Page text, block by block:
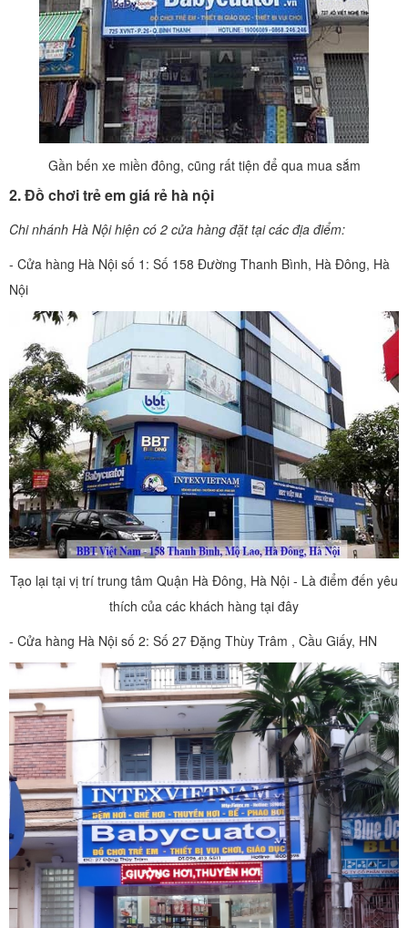
Gần bến xe miền đông, cũng rất tiện để qua mua sắm
2. Đồ chơi trẻ em giá rẻ hà nội
Chi nhánh Hà Nội hiện có 2 cửa hàng đặt tại các địa điểm:
- Cửa hàng Hà Nội số 1: Số 158 Đường Thanh Bình, Hà Đông, Hà
Nội
Tạo lại tại vị trí trung tâm Quận Hà Đông, Hà Nội - Là điểm đến yêu
thích của các khách hàng tại đây
- Cửa hàng Hà Nội số 2: Số 27 Đặng Thùy Trâm , Cầu Giấy, HN